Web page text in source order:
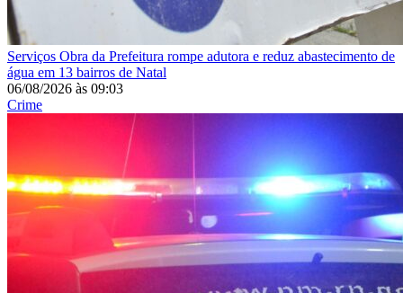
Serviços Obra da Prefeitura rompe adutora e reduz abastecimento de
água em 13 bairros de Natal
06/08/2026 às 09:03
Crime